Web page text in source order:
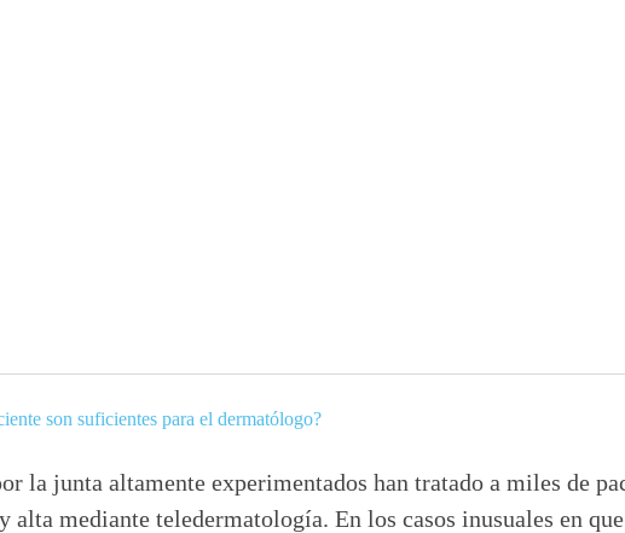
son suficientes para el dermatólogo?
la junta altamente experimentados han tratado a miles de
alta mediante teledermatología. En los casos inusuales en